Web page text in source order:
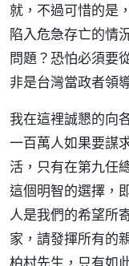
就，不過可惜的是
陷入危急存亡的情
問題？恐怕必須要
非是台灣當政者領
我在這裡誠懇的向
一百萬人如果要謀
活，只有在第九任
這個明智的選擇，
人是我們的希望所
家，請發揮所有的